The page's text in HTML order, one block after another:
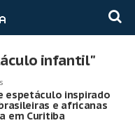
infantil"
espetáculo inspirado
e africanas
em Curitiba